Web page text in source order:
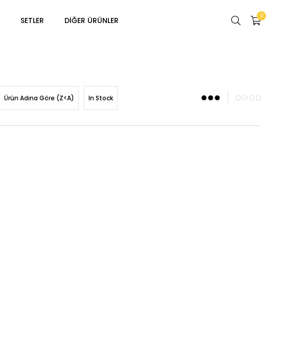
0
SETLER DİĞER ÜRÜNLER
Ürün Adına Göre (Z<A) In Stock